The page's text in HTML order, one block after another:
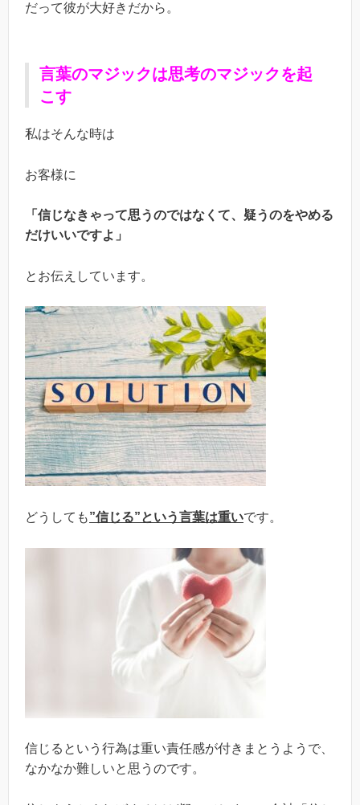
だって彼が大好きだから。
言葉のマジックは思考のマジックを起
こす
私はそんな時は
お客様に
「信じなきゃって思うのではなくて、疑うのをやめる
だけいいですよ」
とお伝えしています。
どうしても”信じる”という言葉は重いです。
信じるという行為は重い責任感が付きまとうようで、
なかなか難しいと思うのです。